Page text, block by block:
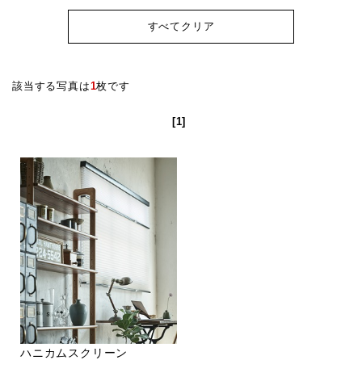
すべてクリア
該当する写真は1枚です
[1]
ハニカムスクリーン